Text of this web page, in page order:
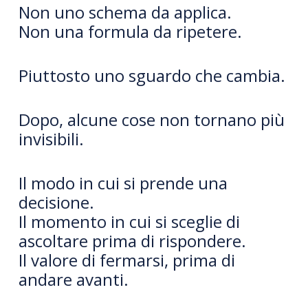
Non uno schema da applica.
Non una formula da ripetere.
Piuttosto uno sguardo che cambia.
Dopo, alcune cose non tornano più
invisibili.
Il modo in cui si prende una
decisione.
Il momento in cui si sceglie di
ascoltare prima di rispondere.
Il valore di fermarsi, prima di
andare avanti.